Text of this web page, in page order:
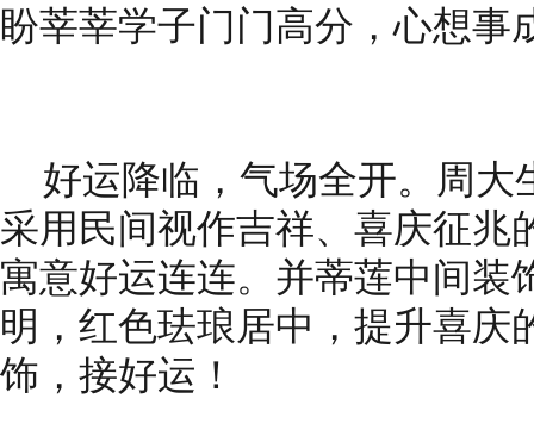
盼莘莘学子门门高分，心想事
好运降临，气场全开。周大
采用民间视作吉祥、喜庆征兆
寓意好运连连。并蒂莲中间装
明，红色珐琅居中，提升喜庆
饰，接好运！